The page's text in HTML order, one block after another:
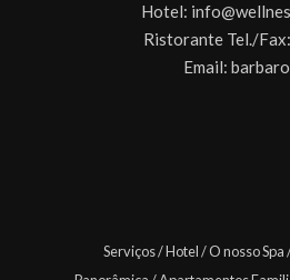
Hotel:
Ristorante Tel./Fax:
Email:
Serviços/Hotel/O nosso Spa